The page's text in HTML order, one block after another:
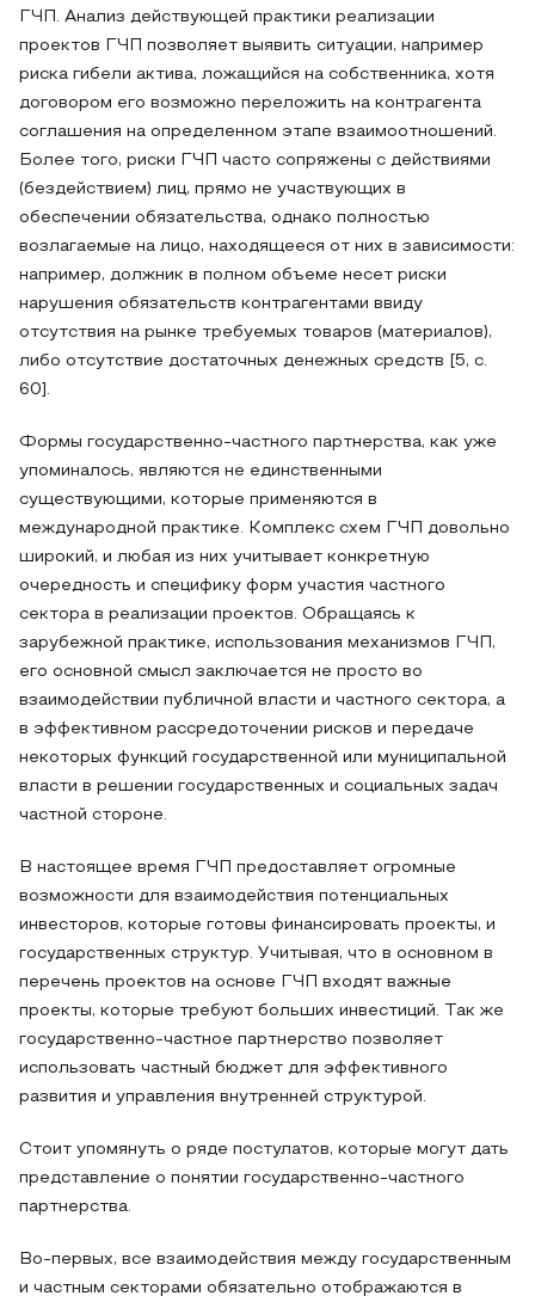
ГЧП. Анализ действующей практики реализации
проектов ГЧП позволяет выявить ситуации, например
риска гибели актива, ложащийся на собственника, хотя
договором его возможно переложить на контрагента
соглашения на определенном этапе взаимоотношений.
Более того, риски ГЧП часто сопряжены с действиями
(бездействием) лиц, прямо не участвующих в
обеспечении обязательства, однако полностью
возлагаемые на лицо, находящееся от них в зависимости:
например, должник в полном объеме несет риски
нарушения обязательств контрагентами ввиду
отсутствия на рынке требуемых товаров (материалов),
либо отсутствие достаточных денежных средств [5, с.
60].
Формы государственно-частного партнерства, как уже
упоминалось, являются не единственными
существующими, которые применяются в
международной практике. Комплекс схем ГЧП довольно
широкий, и любая из них учитывает конкретную
очередность и специфику форм участия частного
сектора в реализации проектов. Обращаясь к
зарубежной практике, использования механизмов ГЧП,
его основной смысл заключается не просто во
взаимодействии публичной власти и частного сектора, а
в эффективном рассредоточении рисков и передаче
некоторых функций государственной или муниципальной
власти в решении государственных и социальных задач
частной стороне.
В настоящее время ГЧП предоставляет огромные
возможности для взаимодействия потенциальных
инвесторов, которые готовы финансировать проекты, и
государственных структур. Учитывая, что в основном в
перечень проектов на основе ГЧП входят важные
проекты, которые требуют больших инвестиций. Так же
государственно-частное партнерство позволяет
использовать частный бюджет для эффективного
развития и управления внутренней структурой.
Стоит упомянуть о ряде постулатов, которые могут дать
представление о понятии государственно-частного
партнерства.
Во-первых, все взаимодействия между государственным
и частным секторами обязательно отображаются в